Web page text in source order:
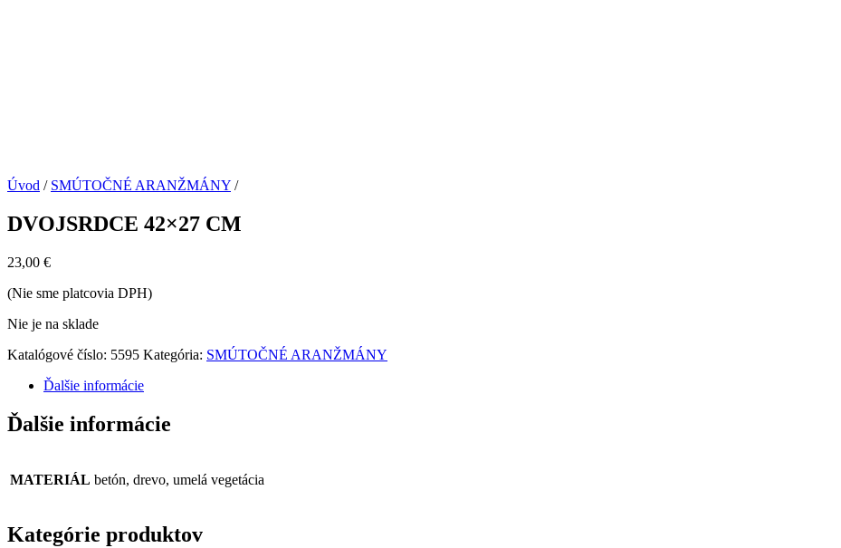
Úvod / SMÚTOČNÉ ARANŽMÁNY /
DVOJSRDCE 42×27 CM
23,00 €
(Nie sme platcovia DPH)
Nie je na sklade
Katalógové číslo: 5595 Kategória: SMÚTOČNÉ ARANŽMÁNY
Ďalšie informácie
Ďalšie informácie
MATERIÁL betón, drevo, umelá vegetácia
Kategórie produktov